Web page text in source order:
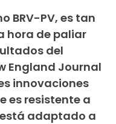
BRV-PV, es tan
hora de paliar
del
England Journal
innovaciones
es resistente a
adaptado a